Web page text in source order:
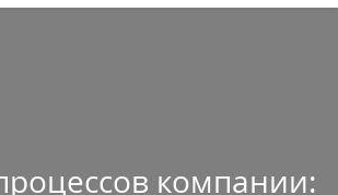
компании: